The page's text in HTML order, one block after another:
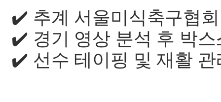
✔️ 추계 서울미식축구협
✔️ 경기 영상 분석 후 박
✔️ 선수 테이핑 및 재활